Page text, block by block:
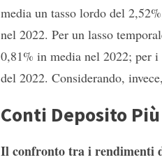
media un tasso lordo del
nel 2022. Per un lasso
0,81% in media nel 2022; per
del 2022. Considerando,
Conti Deposito
Il confronto tra i rendimenti